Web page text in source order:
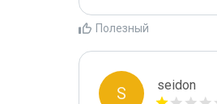
Полезный
S seidon